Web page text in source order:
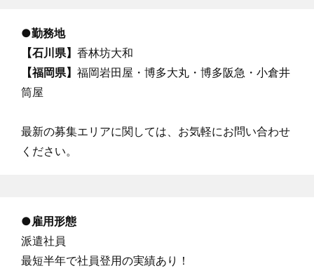
●勤務地
【石川県】 香林坊大和
【福岡県】 福岡岩田屋・博多大丸・博多阪急・小倉井
筒屋
最新の募集エリアに関しては、お気軽にお問い合わせ
ください。
●雇用形態
派遣社員
最短半年で社員登用の実績あり！